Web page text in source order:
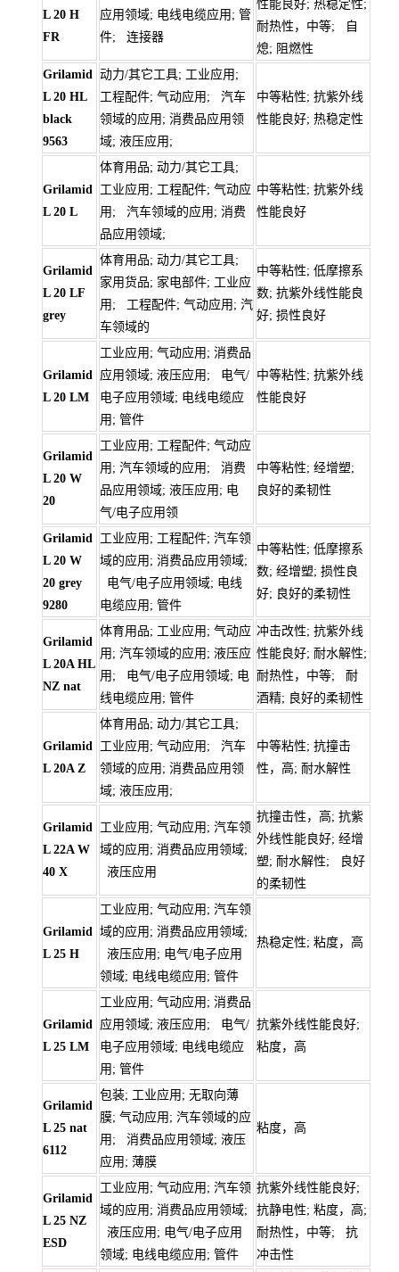
L 20 H
FR
应用领域; 电线电缆应用; 管
件; 连接器
性能良好; 热稳定性;
耐热性，中等; 自
熄; 阻燃性
Grilamid
L 20 HL
black
9563
动力/其它工具; 工业应用;
工程配件; 气动应用; 汽车
领域的应用; 消费品应用领
域; 液压应用;
中等粘性; 抗紫外线
性能良好; 热稳定性
Grilamid
L 20 L
体育用品; 动力/其它工具;
工业应用; 工程配件; 气动应
用; 汽车领域的应用; 消费
品应用领域;
中等粘性; 抗紫外线
性能良好
Grilamid
L 20 LF
grey
体育用品; 动力/其它工具;
家用货品; 家电部件; 工业应
用; 工程配件; 气动应用; 汽
车领域的
中等粘性; 低摩擦系
数; 抗紫外线性能良
好; 损性良好
Grilamid
L 20 LM
工业应用; 气动应用; 消费品
应用领域; 液压应用; 电气/
电子应用领域; 电线电缆应
用; 管件
中等粘性; 抗紫外线
性能良好
Grilamid
L 20 W
20
工业应用; 工程配件; 气动应
用; 汽车领域的应用; 消费
品应用领域; 液压应用; 电
气/电子应用领
中等粘性; 经增塑;
良好的柔韧性
Grilamid
L 20 W
20 grey
9280
工业应用; 工程配件; 汽车领
域的应用; 消费品应用领域;
电气/电子应用领域; 电线
电缆应用; 管件
中等粘性; 低摩擦系
数; 经增塑; 损性良
好; 良好的柔韧性
Grilamid
L 20A HL
NZ nat
体育用品; 工业应用; 气动应
用; 汽车领域的应用; 液压应
用; 电气/电子应用领域; 电
线电缆应用; 管件
冲击改性; 抗紫外线
性能良好; 耐水解性;
耐热性，中等; 耐
酒精; 良好的柔韧性
Grilamid
L 20A Z
体育用品; 动力/其它工具;
工业应用; 气动应用; 汽车
领域的应用; 消费品应用领
域; 液压应用;
中等粘性; 抗撞击
性，高; 耐水解性
Grilamid
L 22A W
40 X
工业应用; 气动应用; 汽车领
域的应用; 消费品应用领域;
液压应用
抗撞击性，高; 抗紫
外线性能良好; 经增
塑; 耐水解性; 良好
的柔韧性
Grilamid
L 25 H
工业应用; 气动应用; 汽车领
域的应用; 消费品应用领域;
液压应用; 电气/电子应用
领域; 电线电缆应用; 管件
热稳定性; 粘度，高
Grilamid
L 25 LM
工业应用; 气动应用; 消费品
应用领域; 液压应用; 电气/
电子应用领域; 电线电缆应
用; 管件
抗紫外线性能良好;
粘度，高
Grilamid
L 25 nat
6112
包装; 工业应用; 无取向薄
膜; 气动应用; 汽车领域的应
用; 消费品应用领域; 液压
应用; 薄膜
粘度，高
Grilamid
L 25 NZ
ESD
工业应用; 气动应用; 汽车领
域的应用; 消费品应用领域;
液压应用; 电气/电子应用
领域; 电线电缆应用; 管件
抗紫外线性能良好;
抗静电性; 粘度，高;
耐热性，中等; 抗
冲击性